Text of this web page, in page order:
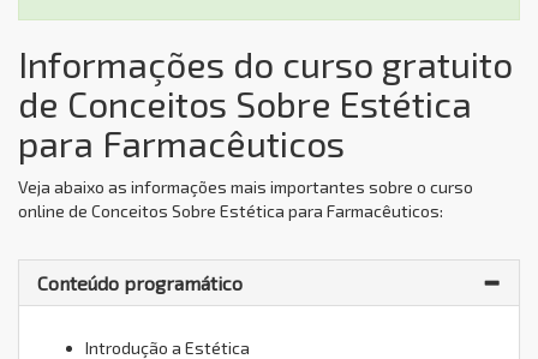
Informações do curso gratuito
de Conceitos Sobre Estética
para Farmacêuticos
Veja abaixo as informações mais importantes sobre o curso
online de Conceitos Sobre Estética para Farmacêuticos:
Conteúdo programático
Introdução a Estética